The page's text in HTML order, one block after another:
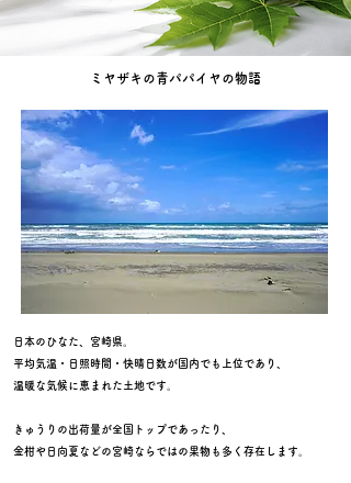
ミヤザキの青パパイヤの物語
日本のひなた、宮崎県。
平均気温・日照時間・快晴日数が国内でも上位であり、
温暖な気候に恵まれた土地です。
きゅうりの出荷量が全国トップであったり、
金柑や日向夏などの宮崎ならではの果物も多く存在します。